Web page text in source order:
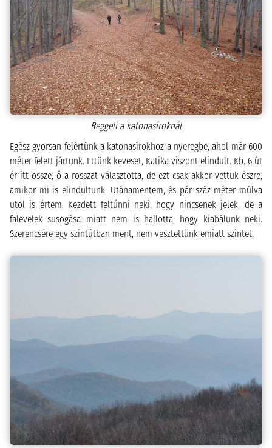
Reggeli a katonasíroknál
Egész gyorsan felértünk a katonasírokhoz a nyeregbe, ahol már 600
méter felett jártunk. Ettünk keveset, Katika viszont elindult. Kb. 6 út
ér itt össze, ő a rosszat választotta, de ezt csak akkor vettük észre,
amikor mi is elindultunk. Utánamentem, és pár száz méter múlva
utol is értem. Kezdett feltűnni neki, hogy nincsenek jelek, de a
falevelek susogása miatt nem is hallotta, hogy kiabálunk neki.
Szerencsére egy szintútban ment, nem vesztettünk emiatt szintet.